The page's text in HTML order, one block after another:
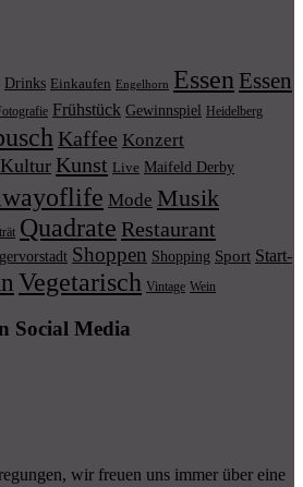
Drinks Einkaufen Engelhorn Essen Essen
Frühstück Gewinnspiel Heidelberg
Kaffee Konzert
Kultur Kunst Live Maifeld Derby
Mode Musik
Quadrate Restaurant
Shoppen Shopping Sport Start-
Vegetarisch Vintage Wein
Social Media
wir freuen uns immer über eine